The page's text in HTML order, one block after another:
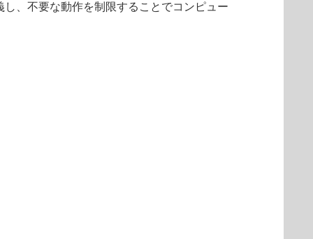
、不要な動作を制限することでコンピュー